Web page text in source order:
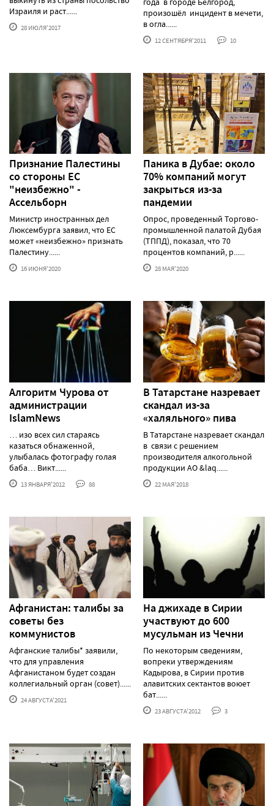
Израиля и раст......
28 ИЮЛЯ'2017
произошёл инцидент в мечети,
в огла......
12 СЕНТЯБРЯ'2011 10
Признание Палестины
со стороны ЕС
"неизбежно" -
Ассельборн
Министр иностранных дел
Люксембурга заявил, что ЕС
может «неизбежно» признать
Палестину......
16 ИЮНЯ'2020
Паника в Дубае: около
70% компаний могут
закрыться из-за
пандемии
Опрос, проведенный Торгово-
промышленной палатой Дубая
(ТППД), показал, что 70
процентов компаний, р......
28 МАЯ'2020
Алгоритм Чурова от
администрации
IslamNews
… изо всех сил стараясь
казаться обнаженной,
улыбалась фотографу голая
баба… Викт......
13 ЯНВАРЯ'2012 88
В Татарстане назревает
скандал из-за
«халяльного» пива
В Татарстане назревает скандал
в связи с решением
производителя алкогольной
продукции АО &laq......
22 МАЯ'2018
Афганистан: талибы за
советы без
коммунистов
Афганские талибы* заявили,
что для управления
Афганистаном будет создан
коллегиальный орган (совет)......
24 АВГУСТА'2021
На джихаде в Сирии
участвуют до 600
мусульман из Чечни
По некоторым сведениям,
вопреки утверждениям
Кадырова, в Сирии против
алавитских сектантов воюет
бат......
23 АВГУСТА'2012 3